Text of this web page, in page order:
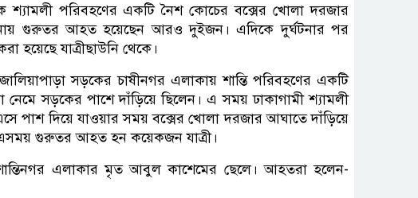
শ্যামলী পরিবহণের একটি নৈশ কোচের বক্সের খোলা দরজার
গুরুতর আহত হয়েছেন আরও দুইজন। এদিকে দুর্ঘটনার পর
হয়েছে যাত্রীছাউনি থেকে।
সড়কের চাষীনগর এলাকায় শান্তি পরিবহণের একটি
নেমে সড়কের পাশে দাঁড়িয়ে ছিলেন। এ সময় ঢাকাগামী শ্যামলী
পাশ দিয়ে যাওয়ার সময় বক্সের খোলা দরজার আঘাতে দাঁড়িয়ে
এসময় গুরুতর আহত হন কয়েকজন যাত্রী।
এলাকার মৃত আবুল কাশেমের ছেলে। আহতরা হলেন-